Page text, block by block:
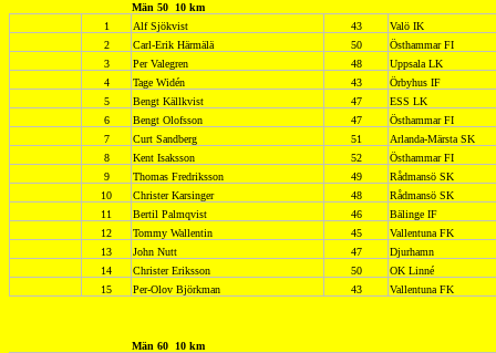
Män 50
10 km
1
Alf Sjökvist 43
Valö IK
2
Carl-Erik Härmälä 50
Östhammar FI
3
Per Valegren 48
Uppsala LK
4
Tage Widén 43
Örbyhus IF
5
Bengt Källkvist 47
ESS LK
6
Bengt Olofsson 47
Östhammar FI
7
Curt Sandberg 51
Arlanda-Märsta SK
8
Kent Isaksson 52
Östhammar FI
9
Thomas Fredriksson 49
Rådmansö SK
10
Christer Karsinger 48
Rådmansö SK
11
Bertil Palmqvist 46
Bälinge IF
12
Tommy Wallentin 45
Vallentuna FK
13
John Nutt 47
Djurhamn
14
Christer Eriksson 50
OK Linné
15
Per-Olov Björkman 43 Vallentuna FK
Män 60
10 km